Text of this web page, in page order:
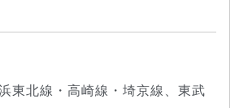
東北線・高崎線・埼京線、東武